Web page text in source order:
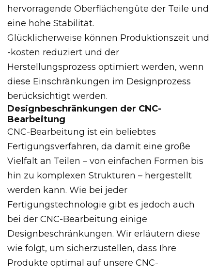
hervorragende Oberflächengüte der Teile und
eine hohe Stabilität.
Glücklicherweise können Produktionszeit und
-kosten reduziert und der
Herstellungsprozess optimiert werden, wenn
diese Einschränkungen im Designprozess
berücksichtigt werden.
Designbeschränkungen der CNC-
Bearbeitung
CNC-Bearbeitung ist ein beliebtes
Fertigungsverfahren, da damit eine große
Vielfalt an Teilen – von einfachen Formen bis
hin zu komplexen Strukturen – hergestellt
werden kann. Wie bei jeder
Fertigungstechnologie gibt es jedoch auch
bei der CNC-Bearbeitung einige
Designbeschränkungen. Wir erläutern diese
wie folgt, um sicherzustellen, dass Ihre
Produkte optimal auf unsere CNC-